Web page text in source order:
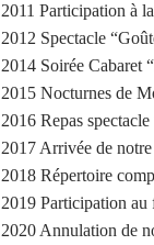
2011 Participation à
2012 Spectacle
2014 Soirée Cabaret
2015 Nocturnes de
2016 Repas
2017 Arrivée de
2018 Répertoire
2019 Participation au
2020 Annulation de